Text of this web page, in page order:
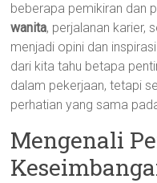
beberapa pemikiran dan
wanita, perjalanan karier,
menjadi opini dan
dari kita tahu betapa
dalam pekerjaan, tetapi
perhatian yang sama
Mengenali